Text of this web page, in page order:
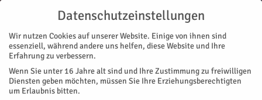
Start DER GEHEIME GARTEN
Datenschutzeinstellungen
Wir nutzen Cookies auf unserer Website. Einige von ihnen sind
essenziell, während andere uns helfen, diese Website und Ihre
Erfahrung zu verbessern.
Wenn Sie unter 16 Jahre alt sind und Ihre Zustimmung zu freiwilligen
Diensten geben möchten, müssen Sie Ihre Erziehungsberechtigten
um Erlaubnis bitten.